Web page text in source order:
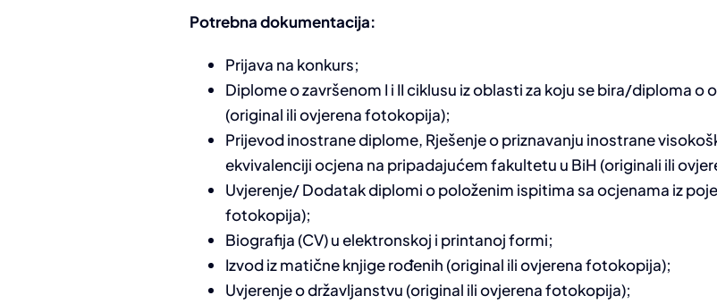
Potrebna dokumentacija:
Prijava na konkurs;
Diplome o završenom I i II ciklusu iz oblasti za koju se bira/diploma
(original ili ovjerena fotokopija);
Prijevod inostrane diplome, Rješenje o priznavanju inostrane
ekvivalenciji ocjena na pripadajućem fakultetu u BiH (originali ili
Uvjerenje/ Dodatak diplomi o položenim ispitima sa ocjenama iz
fotokopija);
Biografija (CV) u elektronskoj i printanoj formi;
Izvod iz matične knjige rođenih (original ili ovjerena fotokopija);
Uvjerenje o državljanstvu (original ili ovjerena fotokopija);